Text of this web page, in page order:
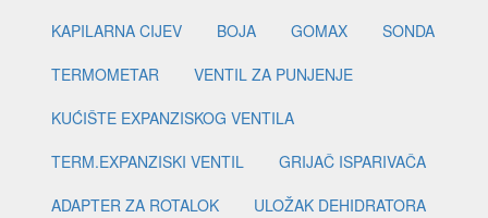
KAPILARNA CIJEV
BOJA GOMAX
SONDA
TERMOMETAR
VENTIL ZA PUNJENJE
KUĆIŠTE EXPANZISKOG VENTILA
TERM.EXPANZISKI VENTIL
GRIJAČ ISPARIVAČA
ADAPTER ZA ROTALOK
ULOŽAK DEHIDRATORA